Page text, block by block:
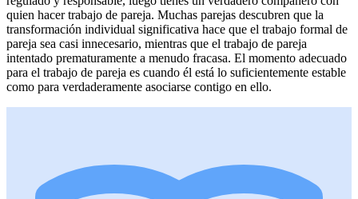
quien hacer trabajo de pareja. Muchas parejas descubren que la
transformación individual significativa hace que el trabajo formal de
pareja sea casi innecesario, mientras que el trabajo de pareja
intentado prematuramente a menudo fracasa. El momento adecuado
para el trabajo de pareja es cuando él está lo suficientemente estable
como para verdaderamente asociarse contigo en ello.